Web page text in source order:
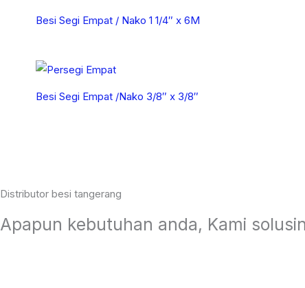
Besi Segi Empat / Nako 1 1/4″ x 6M
Besi Segi Empat /Nako 3/8″ x 3/8″
Distributor besi tangerang
Apapun kebutuhan anda, Kami